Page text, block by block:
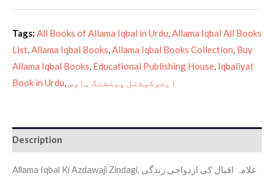
Tags: All Books of Allama Iqbal in Urdu,Allama Iqbal All Books
List,Allama Iqbal Books,Allama Iqbal Books Collection, Buy
Allama Iqbal Books, Educational Publishing House, Iqbaliyat
Book in Urdu,ایجوکیشنل پبلشنگ ہاوس
Description
Allama Iqbal Ki Azdawaji Zindagi, علامہ اقبال کی ازدواجی زندگی